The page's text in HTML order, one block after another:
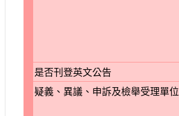
是否刊登英文公告
疑義、異議、申訴及檢舉受理單位